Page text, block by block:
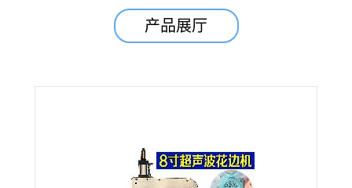
产品展厅